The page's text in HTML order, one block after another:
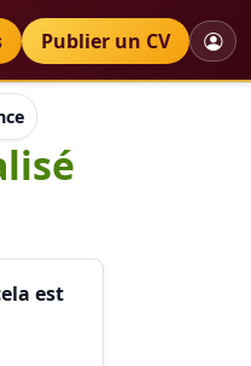
annonces
Publier un CV
une formation
est